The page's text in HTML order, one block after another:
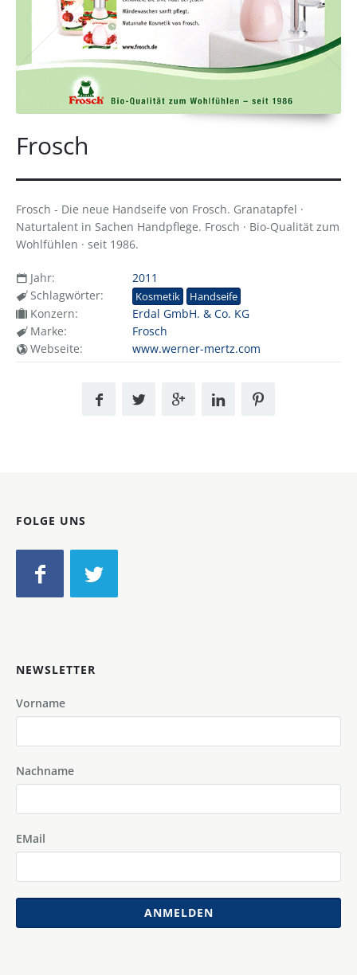
Frosch
Frosch - Die neue Handseife von Frosch. Granatapfel ·
Naturtalent in Sachen Handpflege. Frosch · Bio-Qualität zum
Wohlfühlen · seit 1986.
Jahr:
2011
Schlagwörter:
Kosmetik Handseife
Konzern:
Erdal GmbH. & Co. KG
Marke:
Frosch
Webseite:
www.werner-mertz.com
FOLGE UNS
NEWSLETTER
Vorname
Nachname
EMail
ANMELDEN